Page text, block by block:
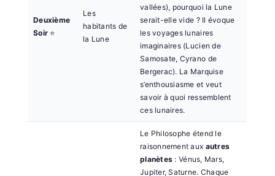
Deuxième
Soir ⭐
Les
habitants de
la Lune
vallées), pourquoi la Lune
serait-elle vide ? Il évoque
les voyages lunaires
imaginaires (Lucien de
Samosate, Cyrano de
Bergerac). La Marquise
s’enthousiasme et veut
savoir à quoi ressemblent
ces lunaires.
Le Philosophe étend le
raisonnement aux autres
planètes : Vénus, Mars,
Jupiter, Saturne. Chaque